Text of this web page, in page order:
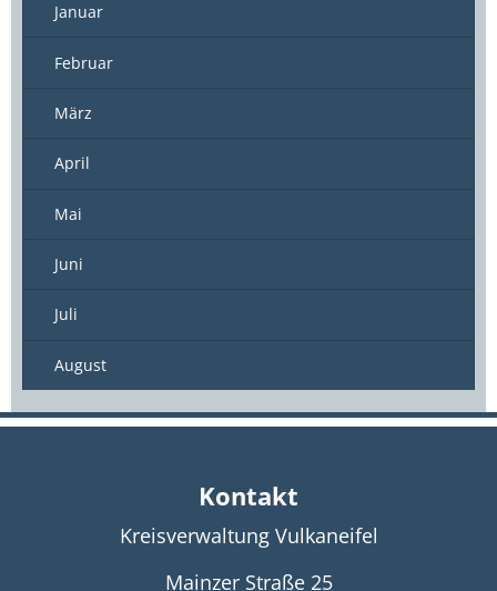
Januar
Februar
März
April
Mai
Juni
Juli
August
Kontakt
Kreisverwaltung Vulkaneifel
Mainzer Straße 25